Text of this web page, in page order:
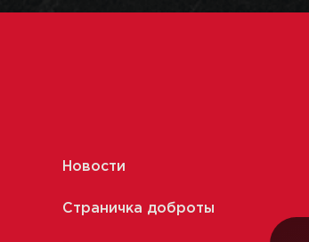
Новости
Страничка доброты